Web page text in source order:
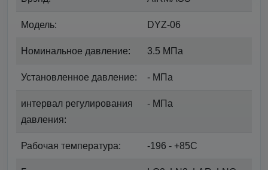
Модель: DYZ-06
Номинальное давление: 3.5 МПа
Установленное давление: - МПа
интервал регулирования
давления:
- МПа
Рабочая температура: -196 - +85С